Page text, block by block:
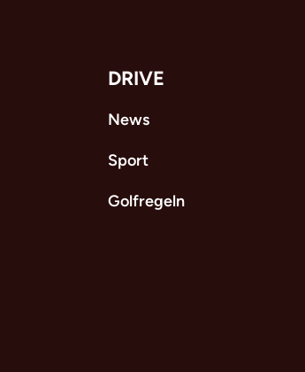
DRIVE
News
Sport
Golfregeln